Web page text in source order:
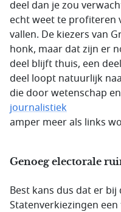
deel dan je zou
echt weet te profiteren
vallen. De kiezers van
honk, maar dat zijn er
deel blijft thuis, een
deel loopt natuurlijk
die door wetenschap en
journalistiek
amper meer als links
Genoeg electorale
Best kans dus dat er
Statenverkiezingen